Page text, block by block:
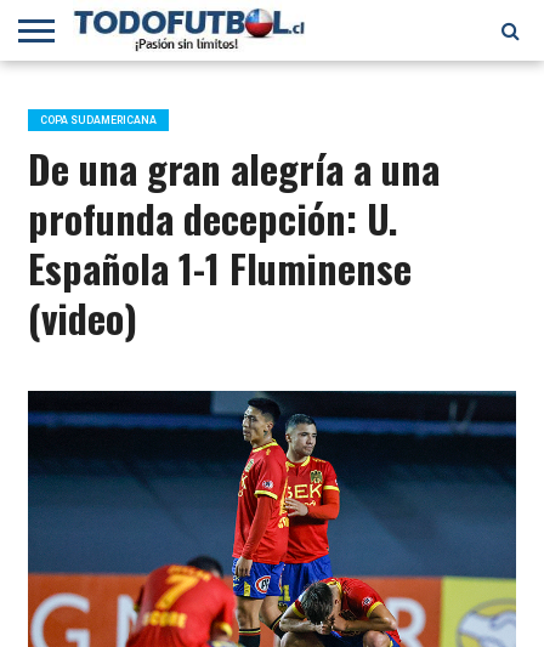
PRIMERA
B
SELECCIÓN
CHILENA
CHILENOS
EN EL
MUNDO
FÚTBOL
INTERNACIONAL
COPA SUDAMERICANA
De una gran alegría a una
profunda decepción: U.
Española 1-1 Fluminense
(video)